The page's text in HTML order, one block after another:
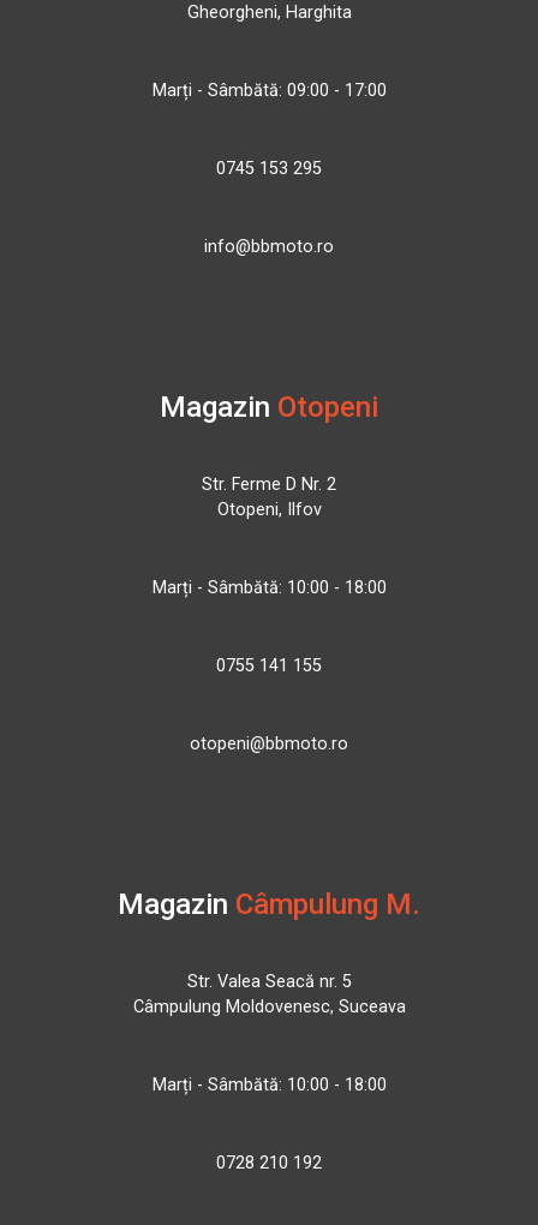
Gheorgheni, Harghita
Marți - Sâmbătă: 09:00 - 17:00
0745 153 295
info@bbmoto.ro
Magazin Otopeni
Str. Ferme D Nr. 2
Otopeni, Ilfov
Marți - Sâmbătă: 10:00 - 18:00
0755 141 155
otopeni@bbmoto.ro
Magazin Câmpulung M.
Str. Valea Seacă nr. 5
Câmpulung Moldovenesc, Suceava
Marți - Sâmbătă: 10:00 - 18:00
0728 210 192